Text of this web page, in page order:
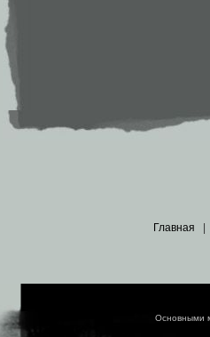
Главная |
Основными